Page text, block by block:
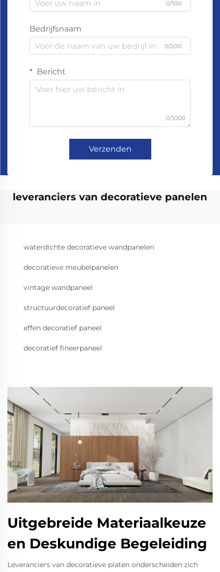
0/100
Bedrijfsnaam
0/200
Bericht
0/1000
Verzenden
leveranciers van decoratieve panelen
waterdichte decoratieve wandpanelen
decoratieve meubelpanelen
vintage wandpaneel
structuurdecoratief paneel
effen decoratief paneel
decoratief fineerpaneel
Uitgebreide Materiaalkeuze
en Deskundige Begeleiding
Leveranciers van decoratieve platen onderscheiden zich